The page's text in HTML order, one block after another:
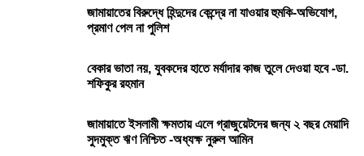
জামায়াতের বিরুদ্ধে হিন্দুদের কেন্দ্রে না যাওয়ার হুমকি-অভিযোগ,
প্রমাণ পেল না পুলিশ
বেকার ভাতা নয়, যুবকদের হাতে মর্যাদার কাজ তুলে দেওয়া হবে -ডা.
শফিকুর রহমান
জামায়াতে ইসলামী ক্ষমতায় এলে গ্রাজুয়েটদের জন্য ২ বছর মেয়াদি
সুদমুক্ত ঋণ নিশ্চিত -অধ্যক্ষ নুরুল আমিন